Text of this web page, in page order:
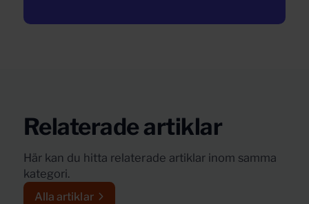
Relaterade artiklar
Här kan du hitta relaterade artiklar inom samma
kategori.
Alla artiklar